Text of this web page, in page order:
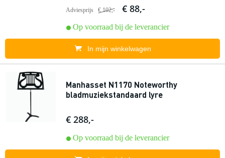
Adviesprijs € 102,- € 88,-
Op voorraad bij de leverancier
In mijn winkelwagen
Manhasset N1170 Noteworthy
bladmuziekstandaard lyre
€ 288,-
Op voorraad bij de leverancier